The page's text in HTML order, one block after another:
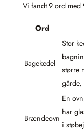
Vi fandt 9 ord med
Ord
Bagekedel
Stor
større
gårde,
Brændeovn
En
har
i